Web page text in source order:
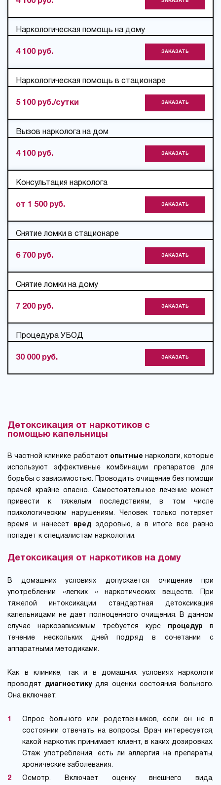
ЗАКАЗАТЬ
Наркологическая помощь на дому
4 100 руб. ЗАКАЗАТЬ
Наркологическая помощь в стационаре
5 100 руб./сутки ЗАКАЗАТЬ
Вызов нарколога на дом
4 100 руб. ЗАКАЗАТЬ
Консультация нарколога
от 1 500 руб. ЗАКАЗАТЬ
Снятие ломки в стационаре
6 700 руб. ЗАКАЗАТЬ
Снятие ломки на дому
7 200 руб. ЗАКАЗАТЬ
Процедура УБОД
30 000 руб. ЗАКАЗАТЬ
Детоксикация от наркотиков с
помощью капельницы
В частной клинике работают опытные наркологи, которые
используют эффективные комбинации препаратов для
борьбы с зависимостью. Проводить очищение без помощи
врачей крайне опасно. Самостоятельное лечение может
привести к тяжелым последствиям, в том числе
психологическим нарушениям. Человек только потеряет
время и нанесет
вредздоровью, а в итоге все равно
попадет к специалистам наркологии.
Детоксикация от наркотиков на дому
В домашних условиях допускается очищение при
употреблении «легких « наркотических веществ. При
тяжелой интоксикации стандартная детоксикация
капельницами не дает полноценного очищения. В данном
случае наркозависимым требуется курс
процедур в
течение нескольких дней подряд в сочетании с
аппаратными методиками.
Как в клинике, так и в домашних условиях наркологи
проводят диагностикудля оценки состояния больного.
Она включает:
Опрос больного или родственников, если он не в
состоянии отвечать на вопросы. Врач интересуется,
какой наркотик принимает клиент, в каких дозировках.
Стаж употребления, есть ли аллергия на препараты,
хронические заболевания.
Осмотр. Включает оценку внешнего вида,